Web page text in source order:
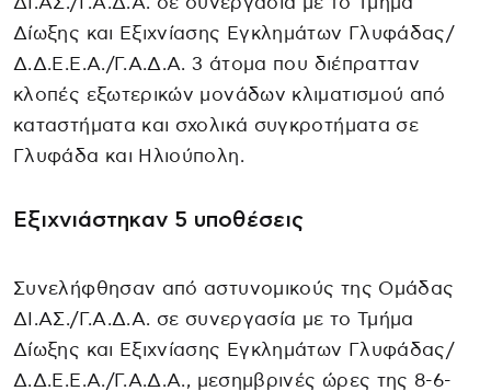
Δίωξης και Εξιχνίασης Εγκλημάτων Γλυφάδας/
Δ.Δ.Ε.Ε.Α./Γ.Α.Δ.Α. 3 άτομα που διέπρατταν
κλοπές εξωτερικών μονάδων κλιματισμού από
καταστήματα και σχολικά συγκροτήματα σε
Γλυφάδα και Ηλιούπολη.
Εξιχνιάστηκαν 5 υποθέσεις
Συνελήφθησαν από αστυνομικούς της Ομάδας
ΔΙ.ΑΣ./Γ.Α.Δ.Α. σε συνεργασία με το Τμήμα
Δίωξης και Εξιχνίασης Εγκλημάτων Γλυφάδας/
Δ.Δ.Ε.Ε.Α./Γ.Α.Δ.Α., μεσημβρινές ώρες της 8-6-